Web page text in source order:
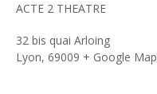
ACTE 2 THEATRE
32 bis quai Arloing
Lyon, 69009 + Google Map